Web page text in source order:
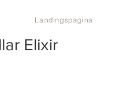
Landingspagina
Elixir